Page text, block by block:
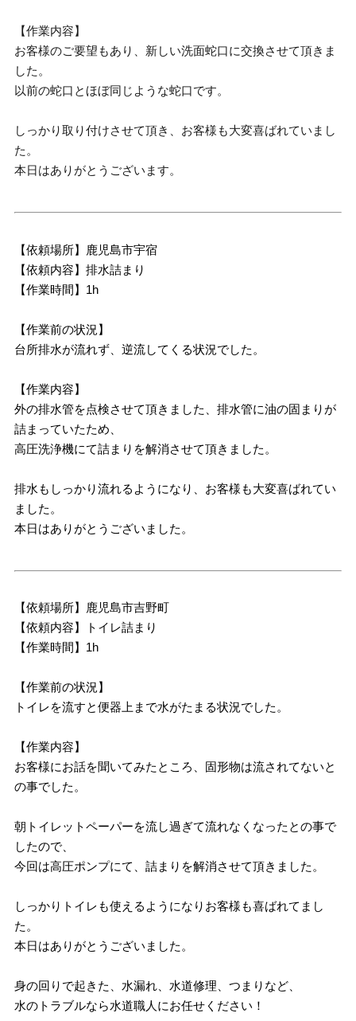
【作業内容】
お客様のご要望もあり、新しい洗面蛇口に交換させて頂きま
した。
以前の蛇口とほぼ同じような蛇口です。
しっかり取り付けさせて頂き、お客様も大変喜ばれていまし
た。
本日はありがとうございます。
【依頼場所】鹿児島市宇宿
【依頼内容】排水詰まり
【作業時間】1h
【作業前の状況】
台所排水が流れず、逆流してくる状況でした。
【作業内容】
外の排水管を点検させて頂きました、排水管に油の固まりが
詰まっていたため、
高圧洗浄機にて詰まりを解消させて頂きました。
排水もしっかり流れるようになり、お客様も大変喜ばれてい
ました。
本日はありがとうございました。
【依頼場所】鹿児島市吉野町
【依頼内容】トイレ詰まり
【作業時間】1h
【作業前の状況】
トイレを流すと便器上まで水がたまる状況でした。
【作業内容】
お客様にお話を聞いてみたところ、固形物は流されてないと
の事でした。
朝トイレットペーパーを流し過ぎて流れなくなったとの事で
したので、
今回は高圧ポンプにて、詰まりを解消させて頂きました。
しっかりトイレも使えるようになりお客様も喜ばれてまし
た。
本日はありがとうございました。
身の回りで起きた、水漏れ、水道修理、つまりなど、
水のトラブルなら水道職人にお任せください！